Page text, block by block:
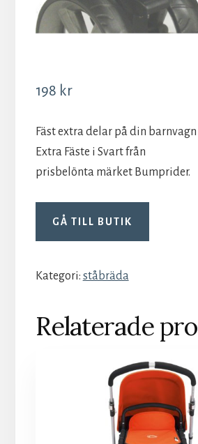
198 kr
Fäst extra delar på din
Extra Fäste i Svart från
prisbelönta märket Bumprider.
GÅ TILL BUTIK
Kategori: ståbräda
Relaterade